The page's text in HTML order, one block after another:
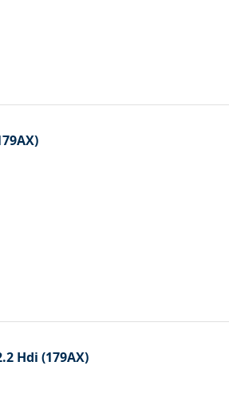
Hdi (179AX)